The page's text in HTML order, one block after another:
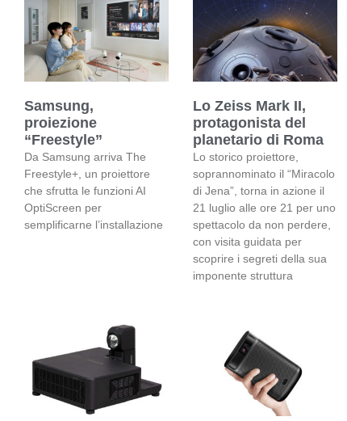
Samsung,
proiezione
“Freestyle”
Da Samsung arriva The
Freestyle+, un proiettore
che sfrutta le funzioni AI
OptiScreen per
semplificarne l’installazione
Lo Zeiss Mark II,
protagonista del
planetario di Roma
Lo storico proiettore,
soprannominato il “Miracolo
di Jena”, torna in azione il
21 luglio alle ore 21 per uno
spettacolo da non perdere,
con visita guidata per
scoprire i segreti della sua
imponente struttura